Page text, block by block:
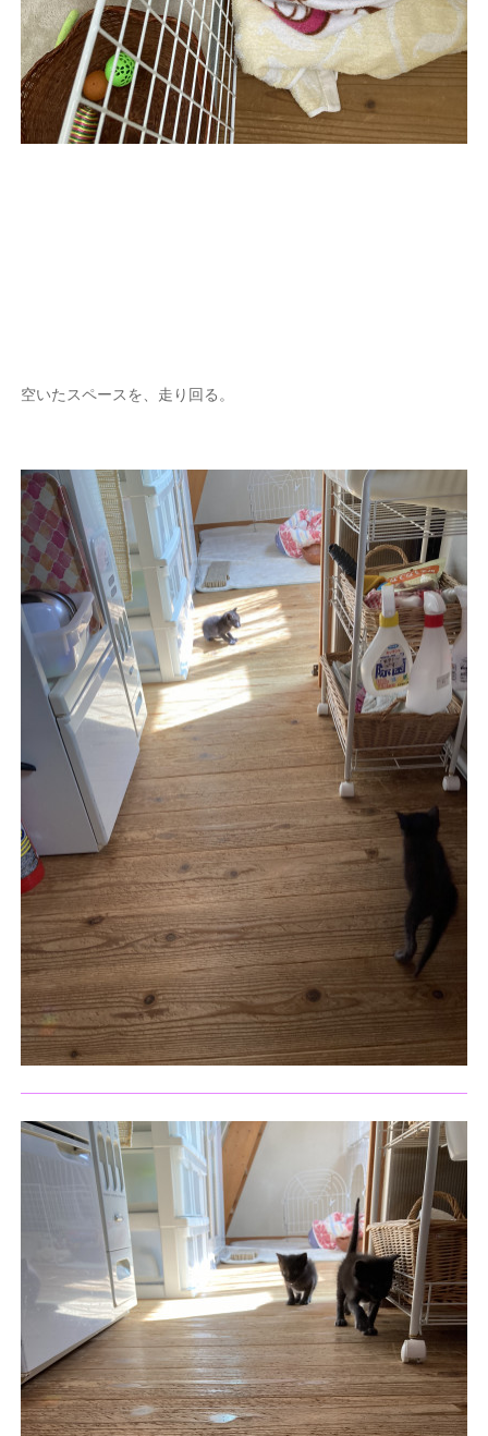
空いたスペースを、走り回る。